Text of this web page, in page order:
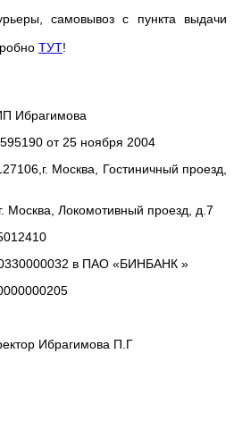
самовывоз с пункта выдачи
ТУТ!
от 25 ноября 2004
Москва, Гостиничный проезд,
Локомотивный проезд, д.7
в ПАО «БИНБАНК »
Ибрагимова П.Г